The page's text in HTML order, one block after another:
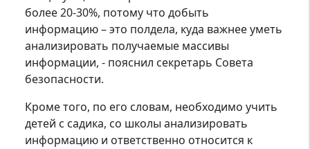
более 20-30%, потому что добыть
информацию – это полдела, куда важнее уметь
анализировать получаемые массивы
информации, - пояснил секретарь Совета
безопасности.
Кроме того, по его словам, необходимо учить
детей с садика, со школы анализировать
информацию и ответственно относится к